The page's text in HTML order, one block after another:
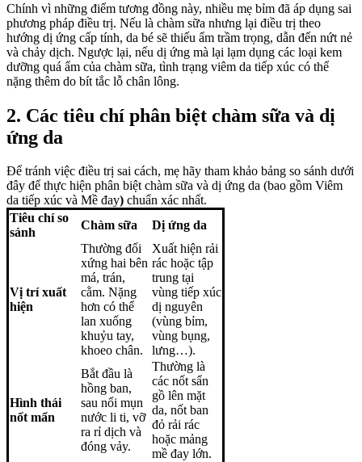
Chính vì những điểm tương đồng này, nhiều mẹ bỉm đã áp dụng sai
phương pháp điều trị. Nếu là chàm sữa nhưng lại điều trị theo
hướng dị ứng cấp tính, da bé sẽ thiếu ẩm trầm trọng, dẫn đến nứt nẻ
và chảy dịch. Ngược lại, nếu dị ứng mà lại lạm dụng các loại kem
dưỡng quá ẩm của chàm sữa, tình trạng viêm da tiếp xúc có thể
nặng thêm do bít tắc lỗ chân lông.
2. Các tiêu chí phân biệt chàm sữa và dị
ứng da
Để tránh việc điều trị sai cách, mẹ hãy tham khảo bảng so sánh dưới
đây để thực hiện phân biệt chàm sữa và dị ứng da (bao gồm Viêm
da tiếp xúc và Mề đay) chuẩn xác nhất.
Tiêu chí so
sánh
Chàm sữa Dị ứng da
Vị trí xuất
hiện
Thường đối
xứng hai bên
má, trán,
cằm. Nặng
hơn có thể
lan xuống
khuỷu tay,
khoeo chân.
Xuất hiện rải
rác hoặc tập
trung tại
vùng tiếp xúc
dị nguyên
(vùng bỉm,
vùng bụng,
lưng…).
Hình thái
nốt mẩn
Bắt đầu là
hồng ban,
sau nổi mụn
nước li ti, vỡ
ra rỉ dịch và
đóng vảy.
Thường là
các nốt sẩn
gồ lên mặt
da, nốt ban
đỏ rải rác
hoặc mảng
mề đay lớn.